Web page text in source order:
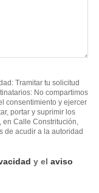
Tramitar tu solicitud
No compartimos
consentimiento y ejercer
portar y suprimir los
en Calle Constritución,
de acudir a la autoridad
y el aviso